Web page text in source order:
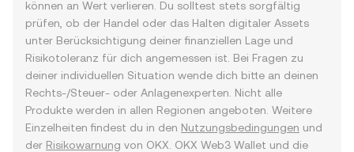
können an Wert verlieren. Du solltest stets sorgfältig
prüfen, ob der Handel oder das Halten digitaler Assets
unter Berücksichtigung deiner finanziellen Lage und
Risikotoleranz für dich angemessen ist. Bei Fragen zu
deiner individuellen Situation wende dich bitte an deinen
Rechts-/Steuer- oder Anlagenexperten. Nicht alle
Produkte werden in allen Regionen angeboten. Weitere
Einzelheiten findest du in den Nutzungsbedingungen und
der Risikowarnung von OKX. OKX Web3 Wallet und die